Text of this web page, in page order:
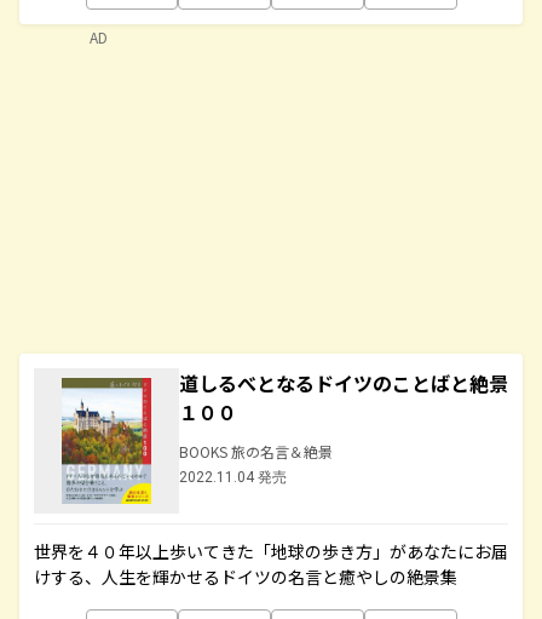
道しるべとなるドイツのことばと絶景
１００
BOOKS 旅の名言＆絶景
2022.11.04 発売
世界を４０年以上歩いてきた「地球の歩き方」があなたにお届
けする、人生を輝かせるドイツの名言と癒やしの絶景集
AD